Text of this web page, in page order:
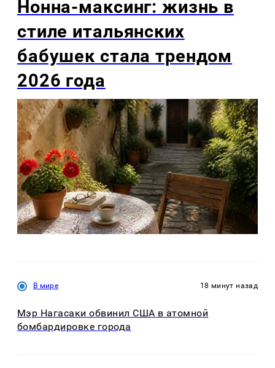
Нонна-максинг: жизнь в
стиле итальянских
бабушек стала трендом
2026 года
В мире 18 минут назад
Мэр Нагасаки обвинил США в атомной
бомбардировке города